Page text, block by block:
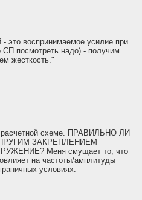
- это воспринимаемое усилие при
посмотреть надо) - получим
жесткость."
расчетной схеме. ПРАВИЛЬНО ЛИ
ЗАКРЕПЛЕНИЕМ
Меня смущает то, что
на частоты/амплитуды
условиях.